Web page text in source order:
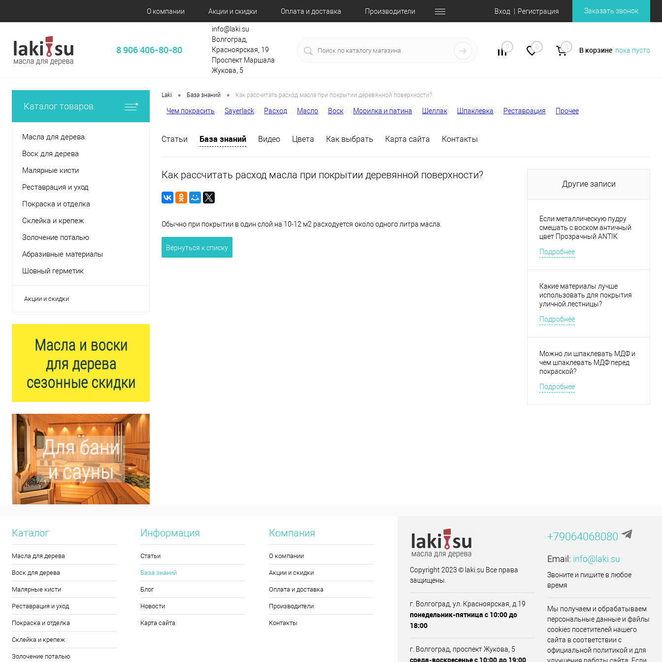
О компании Акции и скидки Оплата и доставка Производители Вход Регистрация Заказать звонок
8 906 406-80-80
info@laki.su
Волгоград,
Красноярская, 19
Проспект Маршала
Жукова, 5
0 0 0 В корзине пока пусто
Каталог товаров
Масла для дерева
Воск для дерева
Малярные кисти
Реставрация и уход
Покраска и отделка
Склейка и крепеж
Золочение поталью
Абразивные материалы
Шовный герметик
Акции и скидки
Laki • База знаний • Как рассчитать расход масла при покрытии деревянной поверхности?
Чем покрасить Sayerlack Расход Масло Воск Морилка и патина Шеллак Шпаклевка Реставрация Прочее
Статьи База знаний Видео Цвета Как выбрать Карта сайта Контакты
Как рассчитать расход масла при покрытии деревянной поверхности?
Обычно при покрытии в один слой на 10-12 м2 расходуется около одного литра масла.
Вернуться к списку
Другие записи
Если металлическую пудру
смешать с воском античный
цвет Прозрачный ANTIK
закреплять это все лаком?
Подробнее
Какие материалы лучше
использовать для покрытия
уличной лестницы?
Подробнее
Можно ли шпаклевать МДФ и
чем шпаклевать МДФ перед
покраской?
Подробнее
Каталог
Масла для дерева
Воск для дерева
Малярные кисти
Реставрация и уход
Покраска и отделка
Склейка и крепеж
Золочение поталью
Информация
Статьи
База знаний
Блог
Новости
Карта сайта
Компания
О компании
Акции и скидки
Оплата и доставка
Производители
Контакты
Copyright 2023 © laki.su Все права
защищены.
г. Волгоград, ул. Красноярская, д.19
понедельник-пятница с 10:00 до
18:00
г. Волгоград, проспект Жукова, 5
среда-воскресенье с 10:00 до 19:00
+79064068080
Email: info@laki.su
Звоните и пишите в любое
время
Мы получаем и обрабатываем
персональные данные и файлы
cookies посетителей нашего
сайта в соответствии с
официальной политикой и для